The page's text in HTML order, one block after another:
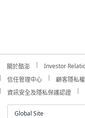
關於酷澎 Investor
信任管理中心
顧客隱私
資訊安全及隱私保護認證
Global Site